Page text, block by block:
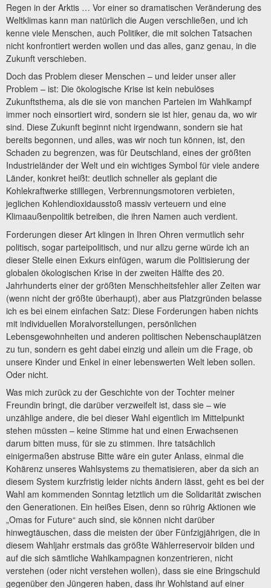
Regen in der Arktis … Vor einer so dramatischen Veränderung des
Weltklimas kann man natürlich die Augen verschließen, und ich
kenne viele Menschen, auch Politiker, die mit solchen Tatsachen
nicht konfrontiert werden wollen und das alles, ganz genau, in die
Zukunft verschieben.
Doch das Problem dieser Menschen – und leider unser aller
Problem – ist: Die ökologische Krise ist kein nebulöses
Zukunftsthema, als die sie von manchen Parteien im Wahlkampf
immer noch einsortiert wird, sondern sie ist hier, genau da, wo wir
sind. Diese Zukunft beginnt nicht irgendwann, sondern sie hat
bereits begonnen, und alles, was wir noch tun können, ist, den
Schaden zu begrenzen, was für Deutschland, eines der größten
Industrieländer der Welt und ein wichtiges Symbol für viele andere
Länder, konkret heißt: deutlich schneller als geplant die
Kohlekraftwerke stilllegen, Verbrennungsmotoren verbieten,
jeglichen Kohlendioxidausstoß massiv verteuern und eine
Klimaaußenpolitik betreiben, die ihren Namen auch verdient.
Forderungen dieser Art klingen in Ihren Ohren vermutlich sehr
politisch, sogar parteipolitisch, und nur allzu gerne würde ich an
dieser Stelle einen Exkurs einfügen, warum die Politisierung der
globalen ökologischen Krise in der zweiten Hälfte des 20.
Jahrhunderts einer der größten Menschheitsfehler aller Zeiten war
(wenn nicht der größte überhaupt), aber aus Platzgründen belasse
ich es bei einem einfachen Satz: Diese Forderungen haben nichts
mit individuellen Moralvorstellungen, persönlichen
Lebensgewohnheiten und anderen politischen Nebenschauplätzen
zu tun, sondern es geht dabei einzig und allein um die Frage, ob
unsere Kinder und Enkel in einer lebenswerten Welt leben sollen.
Oder nicht.
Was mich zurück zu der Geschichte von der Tochter meiner
Freundin bringt, die darüber verzweifelt ist, dass sie – wie
unzählige andere, die bei dieser Wahl eigentlich im Mittelpunkt
stehen müssten – keine Stimme hat und einen Erwachsenen
darum bitten muss, für sie zu stimmen. Ihre tatsächlich
einigermaßen abstruse Bitte wäre ein guter Anlass, einmal die
Kohärenz unseres Wahlsystems zu thematisieren, aber da sich an
diesem System kurzfristig leider nichts ändern lässt, geht es bei der
Wahl am kommenden Sonntag letztlich um die Solidarität zwischen
den Generationen. Ein heißes Eisen, denn so rührig Aktionen wie
„Omas for Future“ auch sind, sie können nicht darüber
hinwegtäuschen, dass die meisten der über Fünfzigjährigen, die in
diesem Wahljahr erstmals das größte Wählerreservoir bilden und
auf die sich sämtliche Wahlkampagnen konzentrieren, nicht
verstehen (oder nicht verstehen wollen), dass sie eine Bringschuld
gegenüber den Jüngeren haben, dass ihr Wohlstand auf einer